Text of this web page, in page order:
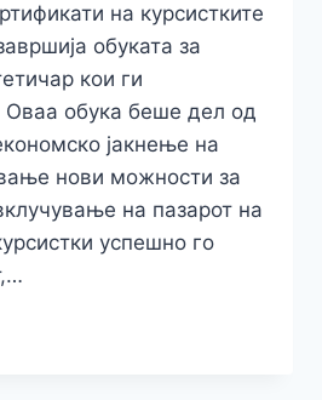
на курсистките
обуката за
кои ги
Оваа обука беше дел од
јакнење на
нови можности за
на пазарот на
успешно го